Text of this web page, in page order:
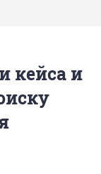
кейса и